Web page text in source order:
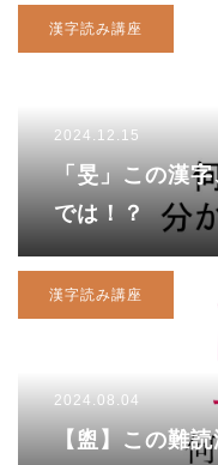
漢字読み講座
2024.12.15
「旻」この漢
では！？
漢字読み講座
2024.08.04
【盥】この難